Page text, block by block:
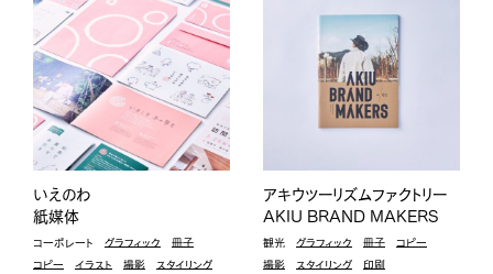
いえのわ
紙媒体
コーポレート グラフィック
冊子
コピー
イラスト 撮影
スタイリング
アキウツーリズムファクトリー
AKIU BRAND MAKERS
観光 グラフィック 冊子
コピー
撮影
スタイリング 印刷